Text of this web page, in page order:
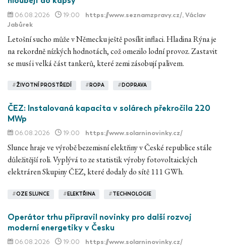
06.08.2026 19:00 https://www.seznamzpravy.cz/, Václav
Jabůrek
Letošní sucho může v Německu ještě posílit inflaci. Hladina Rýna je
na rekordně nízkých hodnotách, což omezilo lodní provoz. Zastavit
se musí i velká část tankerů, které zemi zásobují palivem.
#ŽIVOTNÍ PROSTŘEDÍ # ROPA # DOPRAVA
ČEZ: Instalovaná kapacita v solárech překročila 220
MWp
06.08.2026 19:00 https://www.solarninovinky.cz/
Slunce hraje ve výrobě bezemisní elektřiny v České republice stále
důležitější roli. Vyplývá to ze statistik výroby fotovoltaických
elektráren Skupiny ČEZ, které dodaly do sítě 111 GWh.
#OZE SLUNCE # ELEKTŘINA #TECHNOLOGIE
Operátor trhu připravil novinky pro další rozvoj
moderní energetiky v Česku
06.08.2026 19:00 https://www.solarninovinky.cz/